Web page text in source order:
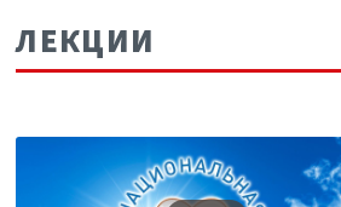
ЛЕКЦИИ